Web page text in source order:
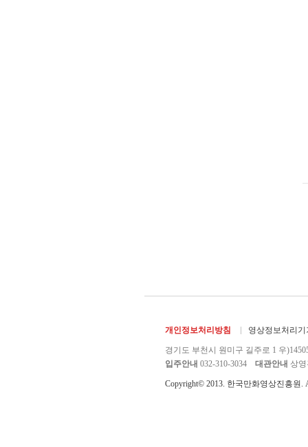
개인정보처리방침 영상정보처리기
경기도 부천시 원미구 길주로 1 우
입주안내 032-310-3034 대관안내 상영
Copyright© 2013. 한국만화영상진흥원.